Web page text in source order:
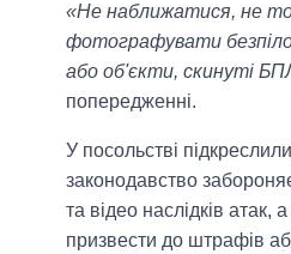
«Не наближатися, не
фотографувати
або об'єкти, скинуті
попередженні.
У посольстві
законодавство
та відео наслідків
призвести до штрафів